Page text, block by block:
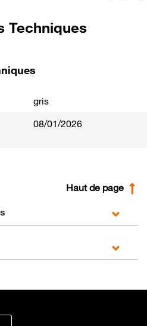
Techniques
gris
08/01/2026
Haut de page